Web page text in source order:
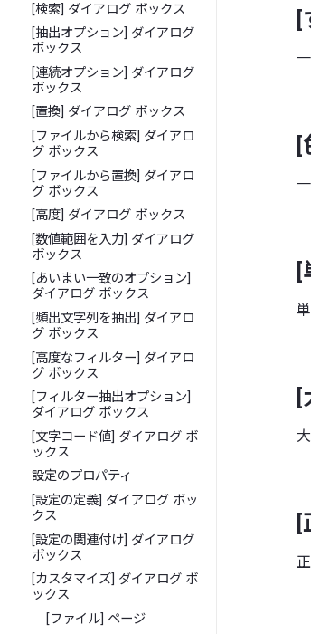
[検索] ダイアログ ボックス
[抽出オプション] ダイアログ
ボックス
[連続オプション] ダイアログ
ボックス
[置換] ダイアログ ボックス
[ファイルから検索] ダイアロ
グ ボックス
[ファイルから置換] ダイアロ
グ ボックス
[高度] ダイアログ ボックス
[数値範囲を入力] ダイアログ
ボックス
[あいまい一致のオプション]
ダイアログ ボックス
[頻出文字列を抽出] ダイアロ
グ ボックス
[高度なフィルター] ダイアロ
グ ボックス
[フィルター抽出オプション]
ダイアログ ボックス
[文字コード値] ダイアログ ボ
ックス
設定のプロパティ
[設定の定義] ダイアログ ボッ
クス
[設定の関連付け] ダイアログ
ボックス
[カスタマイズ] ダイアログ ボ
ックス
[ファイル] ページ
[
[
[
[
[